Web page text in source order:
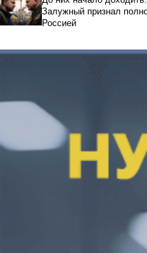
Залужный признал
Россией